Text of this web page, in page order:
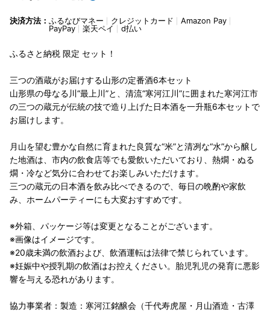
決済方法： ふるなびマネー クレジットカード
Amazon Pay
PayPay
楽天ペイ d払い
ふるさと納税 限定 セット！
三つの酒蔵がお届けする山形の定番酒6本セット
山形県の母なる川“最上川”と、清流“寒河江川”に囲まれた寒河江市
の三つの蔵元が伝統の技で造り上げた日本酒を一升瓶6本セットで
お届けします。
月山を望む豊かな自然に育まれた良質な“米”と清冽な“水”から醸し
た地酒は、市内の飲食店等でも愛飲いただいており、熱燗・ぬる
燗・冷など気分に合わせてお楽しみいただけます。
三つの蔵元の日本酒を飲み比べできるので、毎日の晩酌や家飲
み、ホームパーティーにも大変おすすめです。
※外箱、パッケージ等は変更となることがございます。
※画像はイメージです。
※20歳未満の飲酒および、飲酒運転は法律で禁じられています。
※妊娠中や授乳期の飲酒はお控えください。胎児乳児の発育に悪影
響を与える恐れがあります。
協力事業者：製造：寒河江銘醸会（千代寿虎屋・月山酒造・古澤